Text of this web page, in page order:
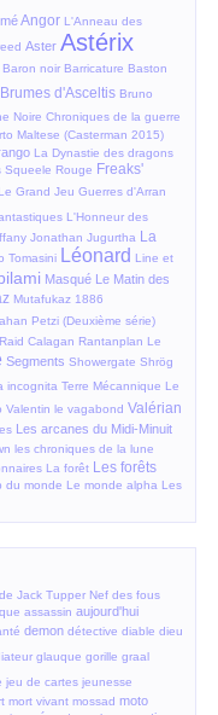
Angor L'Anneau des
Aster Astérix
Baron noir Barricature Baston
d'Asceltis Bruno
Noire Chroniques de la guerre
Maltese (Casterman 2015)
La Dynastie des dragons
Squeele Rouge Freaks'
Le Grand Jeu Guerres d'Arran
L'Honneur des
Jonathan Jugurtha La
Tomasini Léonard Line et
Masqué Le Matin des
Mutafukaz 1886
Petzi (Deuxième série)
Calagan Rantanplan Le
Segments Showergate Shrög
incognita Terre Mécannique Le
Valentin le vagabond Valérian
Les arcanes du Midi-Minuit
les chroniques de la lune
La forêt Les forêts
du monde Le monde alpha Les
Jack Tupper Nef des fous
assassin aujourd'hui
demon détective diable dieu
glauque gorille graal
jeu de cartes jeunesse
mort vivant mossad moto